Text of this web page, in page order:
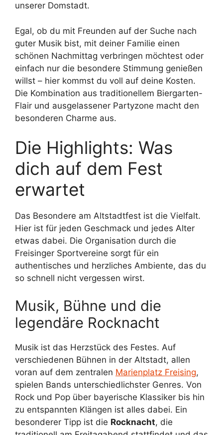
unserer Domstadt.
Egal, ob du mit Freunden auf der Suche nach
guter Musik bist, mit deiner Familie einen
schönen Nachmittag verbringen möchtest oder
einfach nur die besondere Stimmung genießen
willst – hier kommst du voll auf deine Kosten.
Die Kombination aus traditionellem Biergarten-
Flair und ausgelassener Partyzone macht den
besonderen Charme aus.
Die Highlights: Was
dich auf dem Fest
erwartet
Das Besondere am Altstadtfest ist die Vielfalt.
Hier ist für jeden Geschmack und jedes Alter
etwas dabei. Die Organisation durch die
Freisinger Sportvereine sorgt für ein
authentisches und herzliches Ambiente, das du
so schnell nicht vergessen wirst.
Musik, Bühne und die
legendäre Rocknacht
Musik ist das Herzstück des Festes. Auf
verschiedenen Bühnen in der Altstadt, allen
voran auf dem zentralen Marienplatz Freising,
spielen Bands unterschiedlichster Genres. Von
Rock und Pop über bayerische Klassiker bis hin
zu entspannten Klängen ist alles dabei. Ein
besonderer Tipp ist die Rocknacht, die